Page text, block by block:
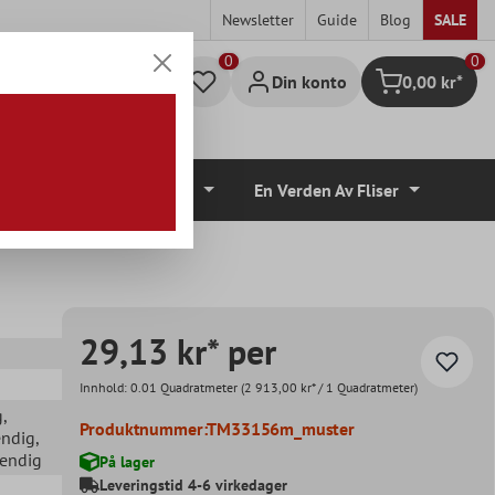
Newsletter Guide Blog SALE
Din konto Handlekurv
0
0,00 kr*
En Verden Av Fliser
,
,
29,13 kr* per
Innhold: 0.01 Quadratmeter (2 913,00 kr* / 1 Quadratmeter)
Produktnummer:TM33156m_muster
På lager
Leveringstid 4-6 virkedager